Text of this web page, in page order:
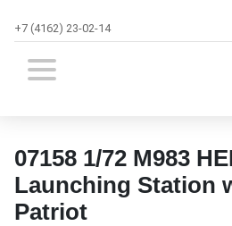
+7 (4162) 23-02-14
07158 1/72 M983
Launching Station
Patriot